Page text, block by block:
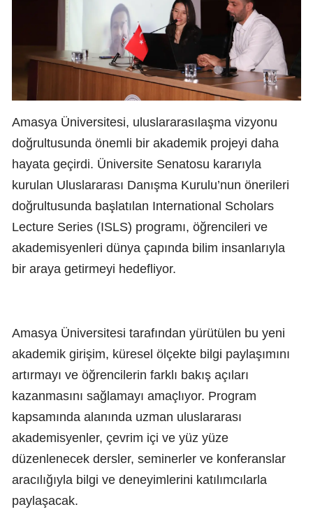
Amasya Üniversitesi, uluslararasılaşma vizyonu
doğrultusunda önemli bir akademik projeyi daha
hayata geçirdi. Üniversite Senatosu kararıyla
kurulan Uluslararası Danışma Kurulu’nun önerileri
doğrultusunda başlatılan International Scholars
Lecture Series (ISLS) programı, öğrencileri ve
akademisyenleri dünya çapında bilim insanlarıyla
bir araya getirmeyi hedefliyor.
Amasya Üniversitesi tarafından yürütülen bu yeni
akademik girişim, küresel ölçekte bilgi paylaşımını
artırmayı ve öğrencilerin farklı bakış açıları
kazanmasını sağlamayı amaçlıyor. Program
kapsamında alanında uzman uluslararası
akademisyenler, çevrim içi ve yüz yüze
düzenlenecek dersler, seminerler ve konferanslar
aracılığıyla bilgi ve deneyimlerini katılımcılarla
paylaşacak.